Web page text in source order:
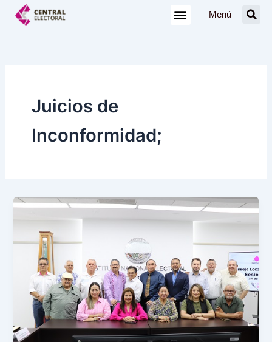
Menú
Juicios de
Inconformidad;